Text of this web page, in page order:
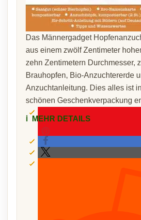
Das Männergadget
aus einem zwölf Zentimeter
zehn Zentimetern Durchmesser,
Brauhopfen, Bio-Anzuchtererde
Anzuchtanleitung. Dies alles ist
schönen Geschenkverpackung
ℹ️ MEHR DETAILS